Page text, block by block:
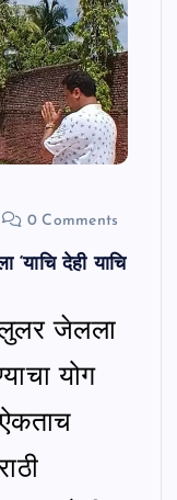
0 Comments
देही याचि
जेलला
योग
ऐकताच